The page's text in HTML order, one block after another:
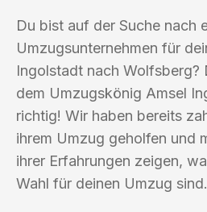
Du bist auf der Suche nach
Umzugsunternehmen für
Ingolstadt nach Wolfsberg?
dem Umzugskönig Amsel
richtig! Wir haben bereits
ihrem Umzug geholfen und
ihrer Erfahrungen zeigen,
Wahl für deinen Umzug sind.